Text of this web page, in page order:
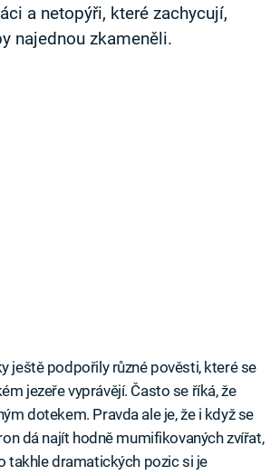
a netopýři, které zachycují,
najednou zkameněli.
ještě podpořily různé pověsti, které se
jezeře vyprávějí. Často se říká, že
dotekem. Pravda ale je, že i když se
dá najít hodně mumifikovaných zvířat,
takhle dramatických pozic si je